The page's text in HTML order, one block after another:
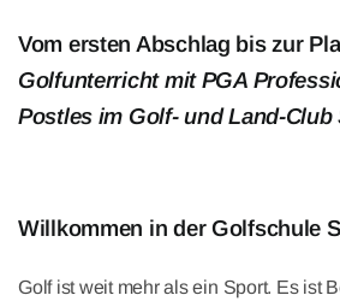
Vom ersten Abschlag bis zur
Golfunterricht mit PGA
Postles im Golf- und Land-Club
Willkommen in der Golfschule
Golf ist weit mehr als ein Sport. Es ist